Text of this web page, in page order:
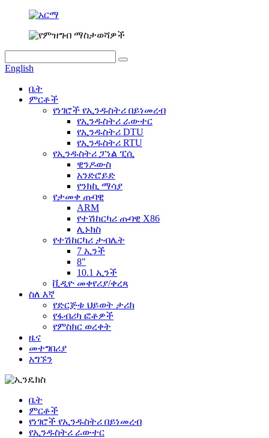
English
ቤት
ምርቶች
የነገሮች የኢንዱስትሪ በይነመረብ
የኢንዱስትሪ ራውተር
የኢንዱስትሪ DTU
የኢንዱስትሪ RTU
የኢንዱስትሪ ፓነል ፒሲ
ዊንዶውስ
አንድሮይድ
የንክኪ ማሳያ
የታመቀ ጡባዊ
ARM
የተሽከርካሪ ጡባዊ X86
ሊኑክስ
የተሽከርካሪ ታብሌት
7 ኢንች
8"
10.1 ኢንች
ቪዲዮ መቀየሪያ/ቀረጻ
ስለ እኛ
የድርጅቱ ህይወት ታሪክ
የፋብሪካ ፎቶዎች
የምስክር ወረቀት
ዜና
መተግበሪያ
አግኙን
ቤት
ምርቶች
የነገሮች የኢንዱስትሪ በይነመረብ
የኢንዱስትሪ ራውተር